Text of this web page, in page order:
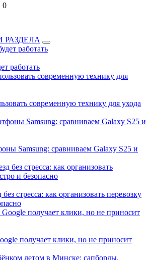
0
РАЗДЕЛА
работать
современную технику для ухода
Samsung: сравниваем Galaxy S25 и
стресса: как организовать перевозку
получает клики, но не приносит